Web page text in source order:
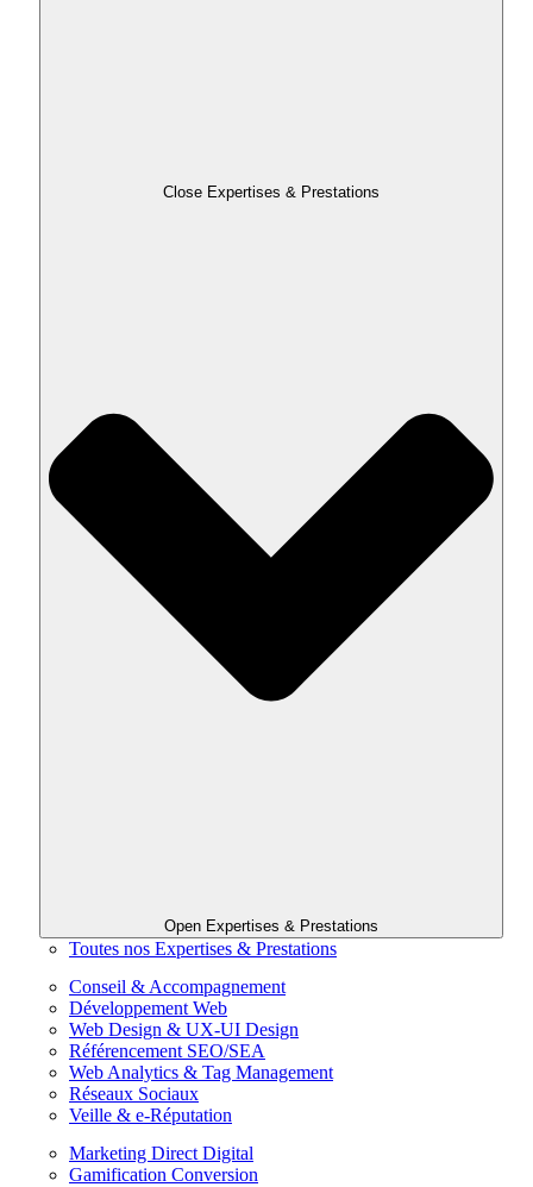
Close Expertises & Prestations
Open Expertises & Prestations
Toutes nos Expertises & Prestations
Conseil & Accompagnement
Développement Web
Web Design & UX-UI Design
Référencement SEO/SEA
Web Analytics & Tag Management
Réseaux Sociaux
Veille & e-Réputation
Marketing Direct Digital
Gamification Conversion